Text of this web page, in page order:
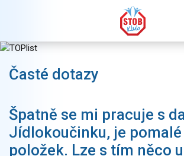
Časté dotazy
Špatně se mi pracuje s
Jídlokoučinku, je pomalé
položek. Lze s tím něco